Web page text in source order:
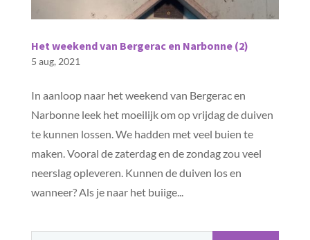
Het weekend van Bergerac en Narbonne (2)
5 aug, 2021
In aanloop naar het weekend van Bergerac en
Narbonne leek het moeilijk om op vrijdag de duiven
te kunnen lossen. We hadden met veel buien te
maken. Vooral de zaterdag en de zondag zou veel
neerslag opleveren. Kunnen de duiven los en
wanneer? Als je naar het buiige...